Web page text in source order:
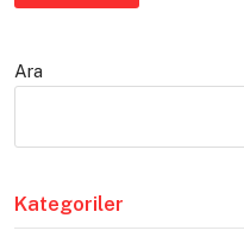
Ara
Kategoriler